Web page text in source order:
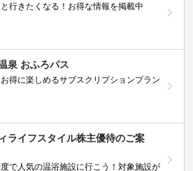
行きたくなる！お得な情報を掲載中
泉 おふろパス
得に楽しめるサブスクリプションプラン
ライフスタイル株主優待のご案
で人気の温浴施設に行こう！対象施設が